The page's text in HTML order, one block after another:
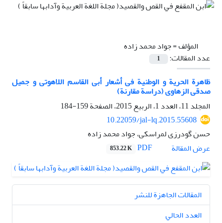
المؤلف =جواد محمد زاده
عدد المقالات:
1
ظاهرة الحریة و الوطنیة فی أشعار أبی القاسم اللاهوتی و جمیل
صدقی الزهاوی (دراسة مقارنة)
المجلد 11، العدد 1، الربيع 2015، الصفحة
159-184
10.22059/jal-lq.2015.55608
حسن گودرزی لمراسکی، جواد محمد زاده
عرض المقالة
853.22 K
المقالات الجاهزة للنشر
العدد الحالي